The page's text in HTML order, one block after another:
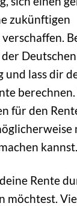
zukünftigen
Deutschen
und lass dir
für den
kannst.
Rente
möchtest.